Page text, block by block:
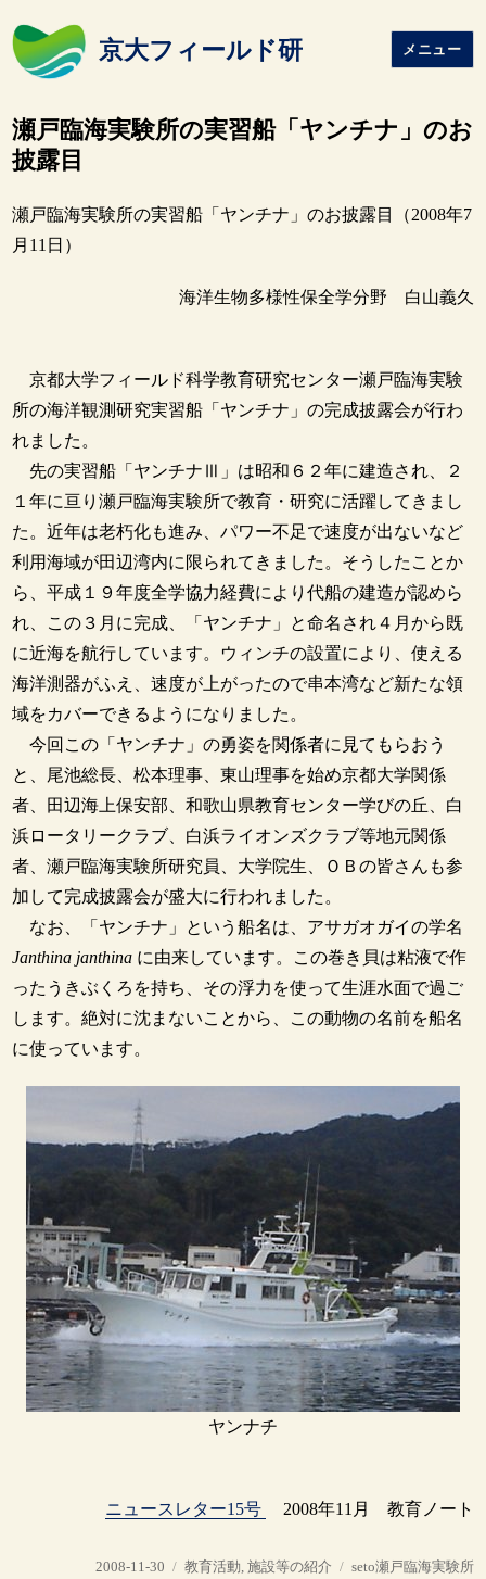
京大フィールド研 メニュー
瀬戸臨海実験所の実習船「ヤンチナ」のお
披露目
瀬戸臨海実験所の実習船「ヤンチナ」のお披露目（2008年7
月11日）
海洋生物多様性保全学分野 白山義久
京都大学フィールド科学教育研究センター瀬戸臨海実験
所の海洋観測研究実習船「ヤンチナ」の完成披露会が行わ
れました。
先の実習船「ヤンチナⅢ」は昭和６２年に建造され、２
１年に亘り瀬戸臨海実験所で教育・研究に活躍してきまし
た。近年は老朽化も進み、パワー不足で速度が出ないなど
利用海域が田辺湾内に限られてきました。そうしたことか
ら、平成１９年度全学協力経費により代船の建造が認めら
れ、この３月に完成、「ヤンチナ」と命名され４月から既
に近海を航行しています。ウィンチの設置により、使える
海洋測器がふえ、速度が上がったので串本湾など新たな領
域をカバーできるようになりました。
今回この「ヤンチナ」の勇姿を関係者に見てもらおう
と、尾池総長、松本理事、東山理事を始め京都大学関係
者、田辺海上保安部、和歌山県教育センター学びの丘、白
浜ロータリークラブ、白浜ライオンズクラブ等地元関係
者、瀬戸臨海実験所研究員、大学院生、ＯＢの皆さんも参
加して完成披露会が盛大に行われました。
なお、「ヤンチナ」という船名は、アサガオガイの学名
Janthina janthina に由来しています。この巻き貝は粘液で作
ったうきぶくろを持ち、その浮力を使って生涯水面で過ご
します。絶対に沈まないことから、この動物の名前を船名
に使っています。
ヤンナチ
ニュースレター15号 2008年11月 教育ノート
投
2008-11-30
カ
教育活動, 施設等の紹介
タ
seto瀬戸臨海実験所